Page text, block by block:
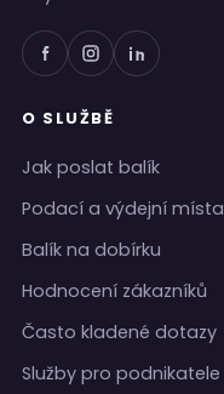
O SLUŽBĚ
Jak poslat balík
Podací a výdejní místa
Balík na dobírku
Hodnocení zákazníků
Často kladené dotazy
Služby pro podnikatele